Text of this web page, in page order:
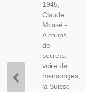
2e
Guerre
Mondiale,
Suisse,
Shoah
1945,
Claude
Mossé -
A coups
de
secrets,
voire de
mensonges,
la Suisse